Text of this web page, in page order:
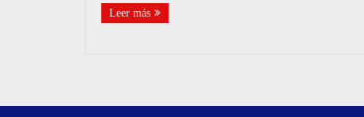
Leer más